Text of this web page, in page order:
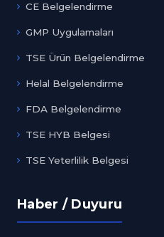
CE Belgelendirme
GMP Uygulamaları
TSE Ürün Belgelendirme
Helal Belgelendirme
FDA Belgelendirme
TSE HYB Belgesi
TSE Yeterlilik Belgesi
Haber / Duyuru